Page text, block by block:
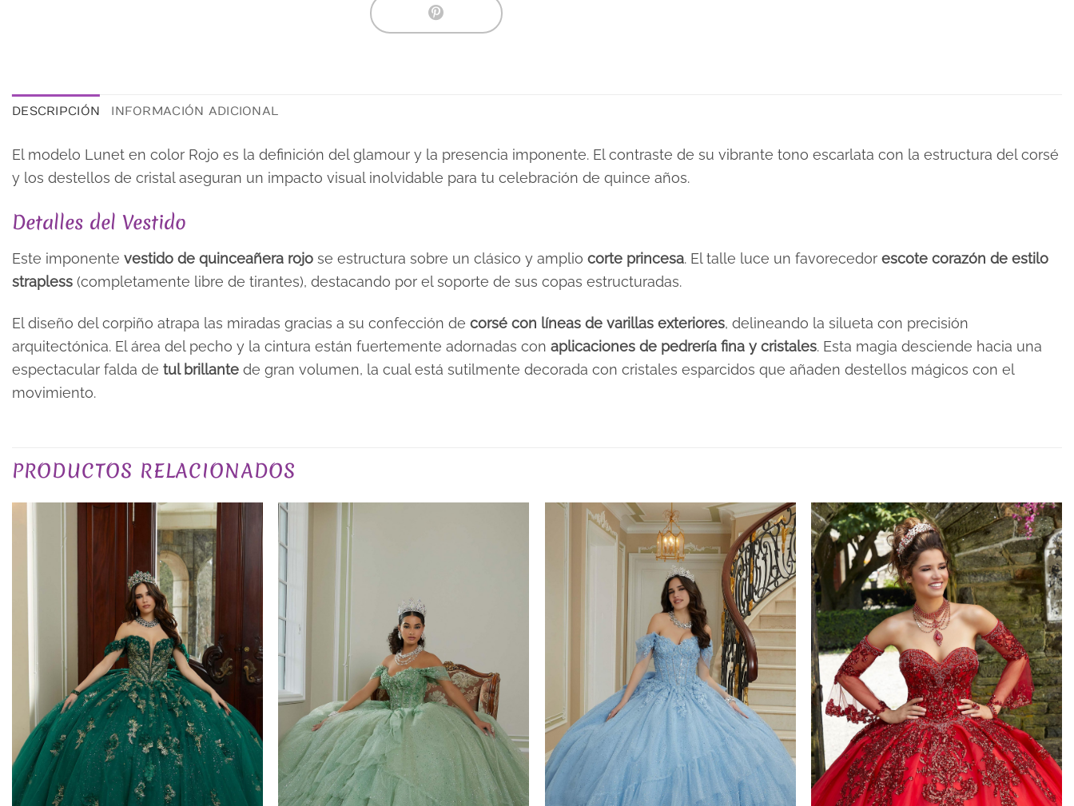
DESCRIPCIÓN INFORMACIÓN ADICIONAL
El modelo Lunet en color Rojo es la definición del glamour y la presencia imponente. El contraste de su vibrante tono escarlata con la estructura del corsé
y los destellos de cristal aseguran un impacto visual inolvidable para tu celebración de quince años.
Detalles del Vestido
Este imponente vestido de quinceañera rojo se estructura sobre un clásico y amplio corte princesa. El talle luce un favorecedor escote corazón de estilo
strapless (completamente libre de tirantes), destacando por el soporte de sus copas estructuradas.
El diseño del corpiño atrapa las miradas gracias a su confección de corsé con líneas de varillas exteriores, delineando la silueta con precisión
arquitectónica. El área del pecho y la cintura están fuertemente adornadas con aplicaciones de pedrería fina y cristales. Esta magia desciende hacia una
espectacular falda de tul brillante de gran volumen, la cual está sutilmente decorada con cristales esparcidos que añaden destellos mágicos con el
movimiento.
PRODUCTOS RELACIONADOS